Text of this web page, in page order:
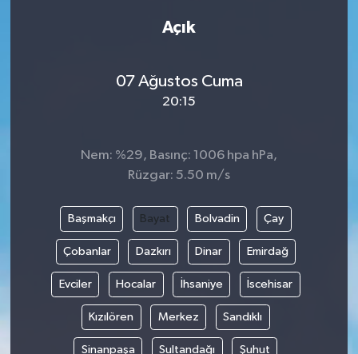
Açık
07 Ağustos Cuma
20:15
Nem: %29, Basınç: 1006 hpa hPa,
Rüzgar: 5.50 m/s
Başmakçı Bayat Bolvadin Çay
Çobanlar Dazkırı Dinar Emirdağ
Evciler Hocalar İhsaniye İscehisar
Kızılören Merkez Sandıklı
Sinanpaşa Sultandağı Şuhut
Sağlık
Son Dakika
Yaşam